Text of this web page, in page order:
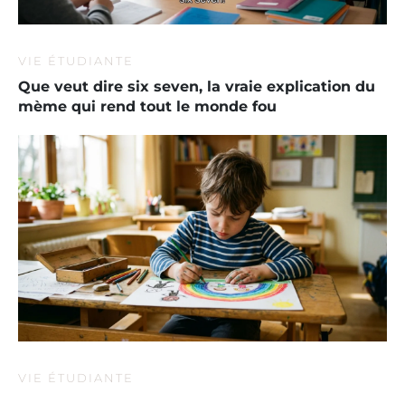
VIE ÉTUDIANTE
Que veut dire six seven, la vraie explication du
mème qui rend tout le monde fou
VIE ÉTUDIANTE